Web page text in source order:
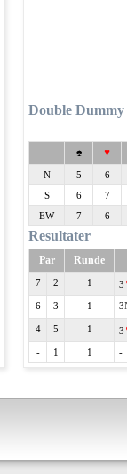
Double Dummy
♠ ♥
N 5 6
S
6 7
EW
7 6
Resultater
Par Runde
7 2 1 3
6 3 1 3
4 5 1 3
- 1 1 -